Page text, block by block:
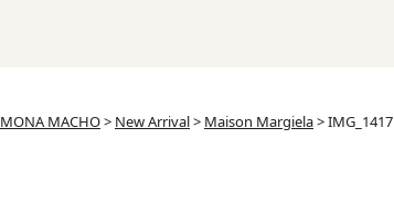
MONA MACHO> New Arrival> Maison Margiela>IMG_1417